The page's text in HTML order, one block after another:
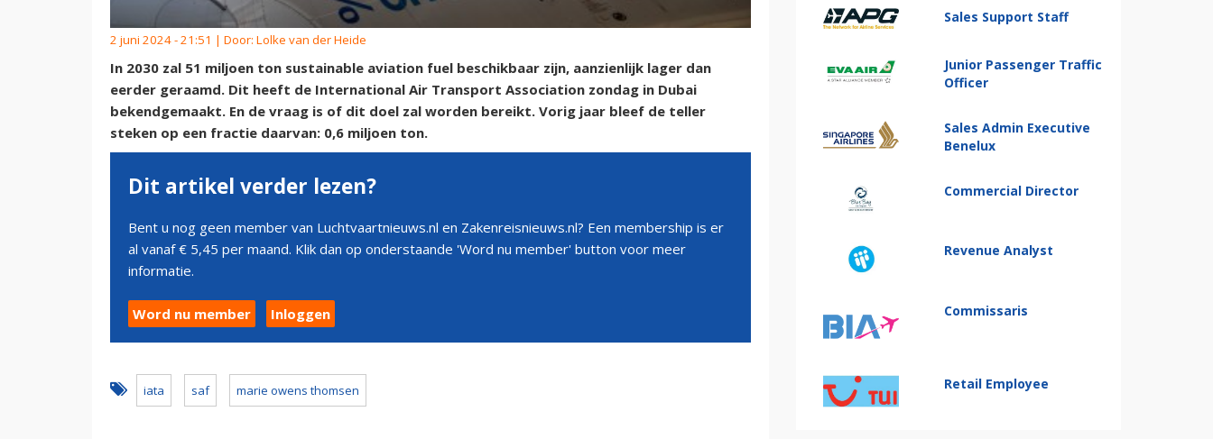
2 juni 2024 - 21:51 | Door: Lolke van der Heide
In 2030 zal 51 miljoen ton sustainable aviation fuel beschikbaar zijn, aanzienlijk lager dan
eerder geraamd. Dit heeft de International Air Transport Association zondag in Dubai
bekendgemaakt. En de vraag is of dit doel zal worden bereikt. Vorig jaar bleef de teller
steken op een fractie daarvan: 0,6 miljoen ton.
Dit artikel verder lezen?
Bent u nog geen member van Luchtvaartnieuws.nl en Zakenreisnieuws.nl? Een membership is er
al vanaf € 5,45 per maand. Klik dan op onderstaande 'Word nu member' button voor meer
informatie.
Word nu member Inloggen
iata saf marie owens thomsen
Sales Support Staff
Junior Passenger Traffic
Officer
Sales Admin Executive
Benelux
Commercial Director
Revenue Analyst
Commissaris
Retail Employee